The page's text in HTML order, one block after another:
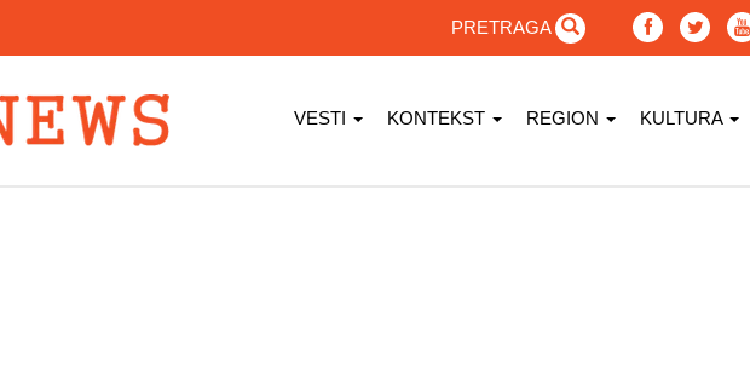
PRETRAGA
VESTI KONTEKST REGION KULTURA